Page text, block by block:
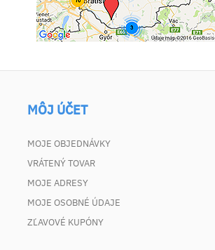
MÔJ ÚČET
MOJE OBJEDNÁVKY
VRÁTENÝ TOVAR
MOJE ADRESY
MOJE OSOBNÉ ÚDAJE
ZĽAVOVÉ KUPÓNY